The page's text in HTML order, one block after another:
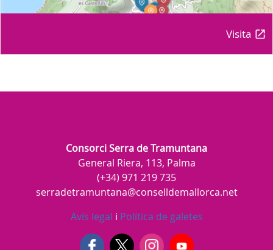
Visita
Consorci Serra de Tramuntana
General Riera, 113, Palma
(+34) 971 219 735
serradetramuntana@conselldemallorca.net
Avís legal i Política de galetes